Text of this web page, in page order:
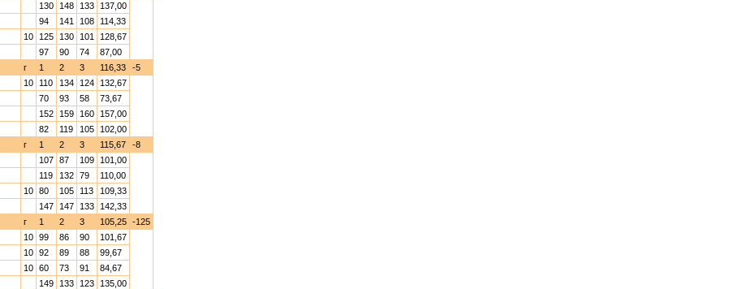
130 148 133
137,00
94 141 108
114,33
10 125 130 101
128,67
97 90 74
87,00
г 1 2 3 116,33
-5
10 110 134 124
132,67
70 93 58
73,67
152 159 160
157,00
82 119 105
102,00
г 1 2 3 115,67
-8
107 87 109
101,00
119 132 79
110,00
10 80 105 113
109,33
147 147 133
142,33
г 1 2 3 105,25 -125
10 99 86 90
101,67
10 92 89 88
99,67
10 60 73 91
84,67
149 133 123
135,00